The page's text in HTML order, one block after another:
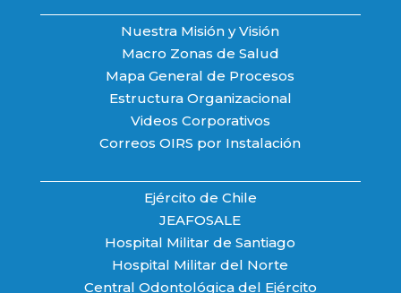
Nuestra Misión y Visión
Macro Zonas de Salud
Mapa General de Procesos
Estructura Organizacional
Videos Corporativos
Correos OIRS por Instalación
Ejército de Chile
JEAFOSALE
Hospital Militar de Santiago
Hospital Militar del Norte
Central Odontológica del Ejército